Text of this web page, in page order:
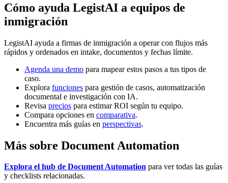
Cómo ayuda LegistAI a equipos de
inmigración
LegistAI ayuda a firmas de inmigración a operar con flujos más
rápidos y ordenados en intake, documentos y fechas límite.
Agenda una demo para mapear estos pasos a tus tipos de
caso.
Explora funciones para gestión de casos, automatización
documental e investigación con IA.
Revisa precios para estimar ROI según tu equipo.
Compara opciones en comparativa.
Encuentra más guías en perspectivas.
Más sobre Document Automation
Explora el hub de Document Automation para ver todas las guías
y checklists relacionadas.